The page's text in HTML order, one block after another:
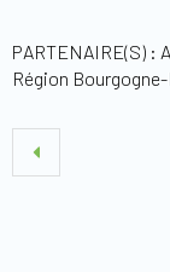
PARTENAIRE(S) :
Région